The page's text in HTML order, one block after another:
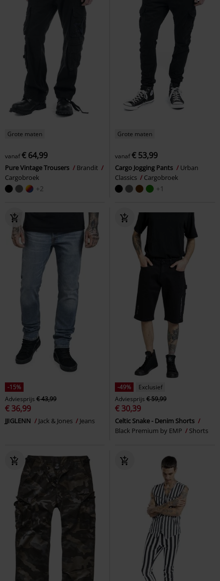
Grote maten
vanaf€ 64,99
Pure Vintage Trousers
Brandit
Cargobroek
+2
Grote maten
vanaf€ 53,99
Cargo Jogging Pants
Urban
Classics
Cargobroek
+1
-15%
Adviesprijs € 43,99
€ 36,99
JJIGLENN Jack & Jones Jeans
-49%
Exclusief
Adviesprijs € 59,99
€ 30,39
Celtic Snake - Denim Shorts
Black Premium by EMP
Shorts